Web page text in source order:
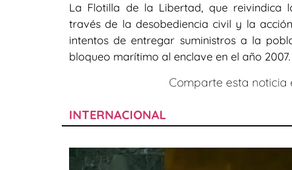
La Flotilla de la Libertad, que reivindica
través de la desobediencia civil y la
intentos de entregar suministros a la
bloqueo marítimo al enclave en el año 2007.
Comparte esta noticia
INTERNACIONAL